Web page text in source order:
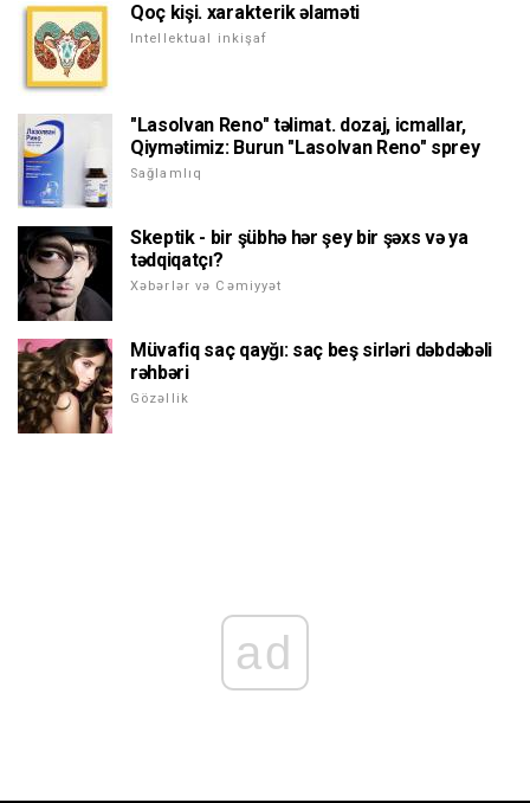
Qoç kişi. xarakterik əlaməti
Intellektual inkişaf
"Lasolvan Reno" təlimat. dozaj, icmallar,
Qiymətimiz: Burun "Lasolvan Reno" sprey
Sağlamlıq
Skeptik - bir şübhə hər şey bir şəxs və ya
tədqiqatçı?
Xəbərlər və Cəmiyyət
Müvafiq saç qayğı: saç beş sirləri dəbdəbəli
rəhbəri
Gözəllik
ad